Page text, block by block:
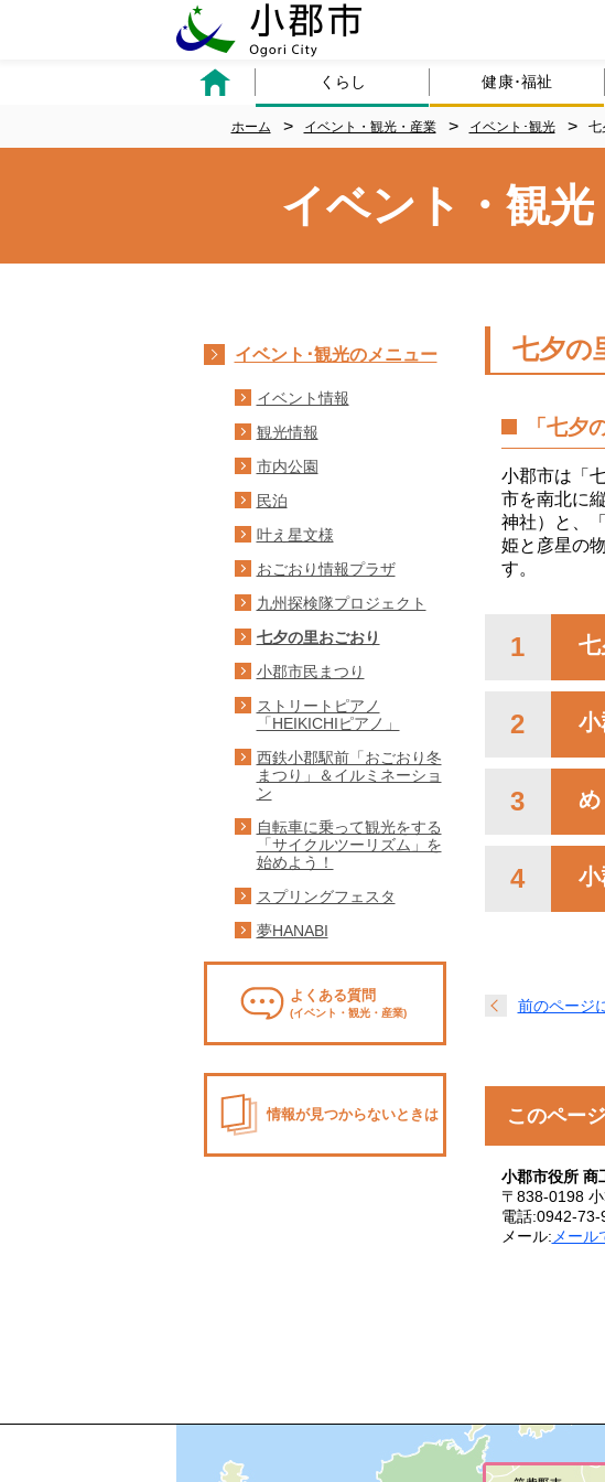
くらし 健康･福祉
ホーム イベント・観光・産業 イベント･観光 七
イベント・観光
七夕の
「七夕
小郡市は「
市を南北に
神社）と、
姫と彦星の
す。
1 七
2 小
3
4 小
前のページ
このペー
小郡市役所 商
〒838-0198
電話:0942-
メール: メー
イベント･観光のメニュー
イベント情報
観光情報
市内公園
民泊
叶え星文様
おごおり情報プラザ
九州探検隊プロジェクト
七夕の里おごおり
小郡市民まつり
ストリートピアノ
「HEIKICHIピアノ」
西鉄小郡駅前「おごおり冬
まつり」＆イルミネーショ
ン
自転車に乗って観光をする
「サイクルツーリズム」を
始めよう！
スプリングフェスタ
夢HANABI
よくある質問
(イベント・観光・産業)
情報が見つからないときは